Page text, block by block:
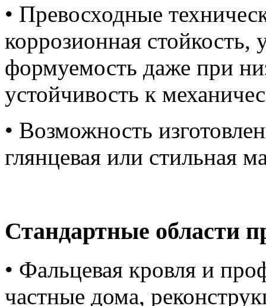
• Превосходные
коррозионная
формуемость даже при
устойчивость к
• Возможность
глянцевая или стильная
Стандартные области
• Фальцевая кровля и
частные дома,